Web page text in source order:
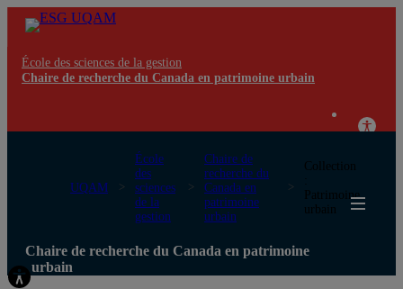
École des sciences de la gestion
Chaire de recherche du Canada en patrimoine urbain
UQAM
École
des
sciences
de la
gestion
Chaire de
recherche du
Canada en
patrimoine
urbain
Collection
Patrimoine
urbain
Chaire de recherche du Canada en patrimoine
urbain